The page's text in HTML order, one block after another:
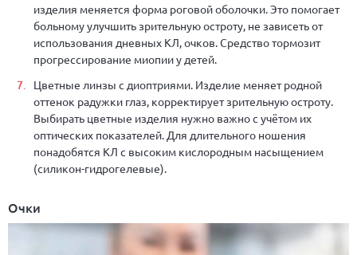
изделия меняется форма роговой оболочки. Это помогает
больному улучшить зрительную остроту, не зависеть от
использования дневных КЛ, очков. Средство тормозит
прогрессирование миопии у детей.
Цветные линзы с диоптриями. Изделие меняет родной
оттенок радужки глаз, корректирует зрительную остроту.
Выбирать цветные изделия нужно важно с учётом их
оптических показателей. Для длительного ношения
понадобятся КЛ с высоким кислородным насыщением
(силикон-гидрогелевые).
Очки